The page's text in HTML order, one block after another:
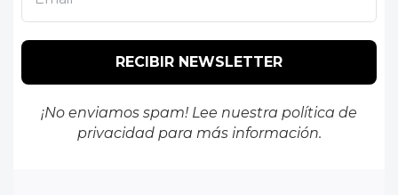
¡No enviamos spam! Lee nuestra política de
privacidadpara más información.